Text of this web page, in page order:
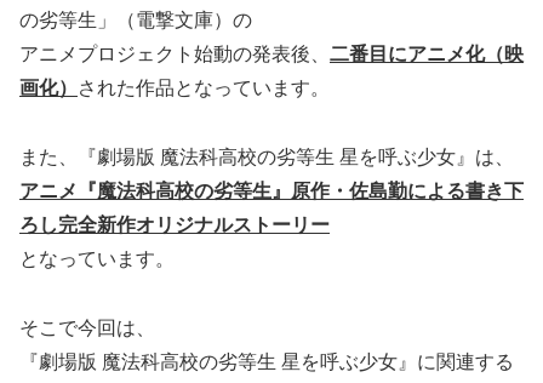
の劣等生」（電撃文庫）の
アニメプロジェクト始動の発表後、 二番目にアニメ化（映
画化）
された作品となっています。
また、『劇場版 魔法科高校の劣等生 星を呼ぶ少女』は、
アニメ『魔法科高校の劣等生』原作・佐島勤による書き下
ろし完全新作オリジナルストーリー
となっています。
そこで今回は、
『劇場版 魔法科高校の劣等生 星を呼ぶ少女』に関連する